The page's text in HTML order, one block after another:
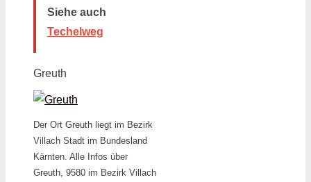
Siehe auch
Techelweg
Greuth
Der Ort Greuth liegt im Bezirk
Villach Stadt im Bundesland
Kärnten. Alle Infos über
Greuth, 9580 im Bezirk Villach